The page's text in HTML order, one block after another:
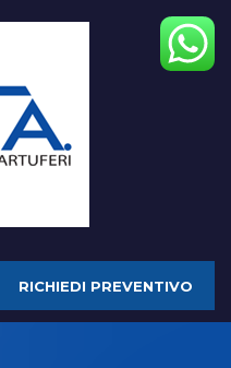
RICHIEDI PREVENTIVO